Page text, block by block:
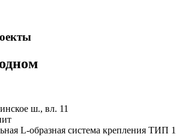
ш., вл. 11
L-образная система крепления ТИП 1